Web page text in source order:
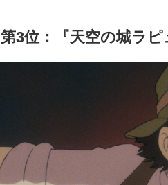
第3位：『天空の城ラ